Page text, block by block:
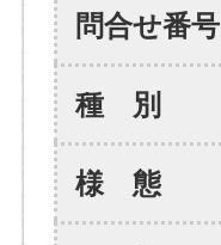
問合せ番号
種 別
様 態